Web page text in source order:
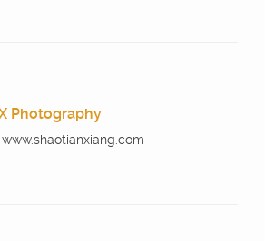
Photography
www.shaotianxiang.com